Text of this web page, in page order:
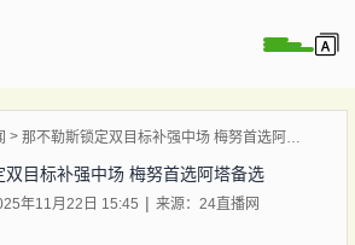
那不勒斯锁定双目标补强中场 梅努首选阿塔备选
双目标补强中场 梅努首选阿塔备选
年11月22日 15:45 来源：24直播网